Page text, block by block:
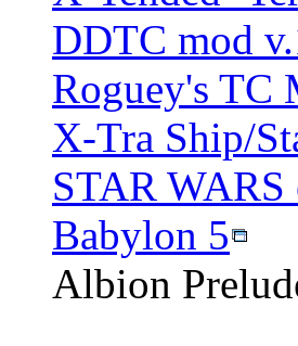
DDTC mod
Roguey's TC
X-Tra Ship/
STAR WARS
Babylon 5
Albion